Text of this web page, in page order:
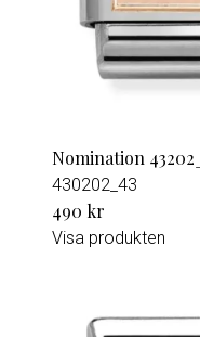
Nomination
430202_43
490 kr
Visa produkten